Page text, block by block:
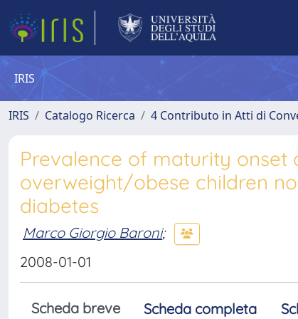
IRIS
IRIS Catalogo Ricerca 4 Contributo in Atti di
Prevalence of maturity onset
overweight/obese children
diabetes
Marco Giorgio Baroni;
2008-01-01
Scheda breve Scheda completa